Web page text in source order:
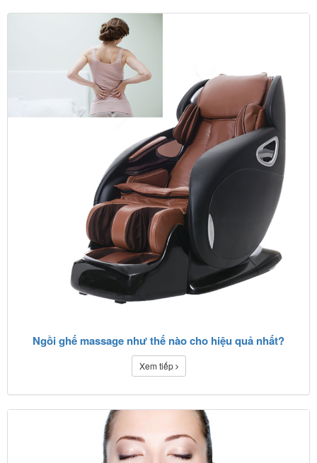
Ngồi ghế massage như thế nào cho hiệu quả nhất?
Xem tiếp